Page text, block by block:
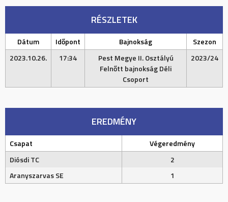
RÉSZLETEK
Dátum Időpont Bajnokság
Szezon
2023.10.26.
17:34
Pest Megye II. Osztályú
Felnőtt bajnokság Déli
Csoport
2023/24
EREDMÉNY
Csapat
Végeredmény
Diósdi TC
2
Aranyszarvas SE
1